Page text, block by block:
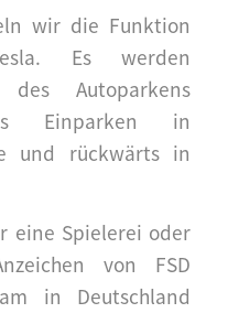
wir die Funktion
Es werden
des Autoparkens
Einparken in
und rückwärts in
eine Spielerei oder
von FSD
in Deutschland